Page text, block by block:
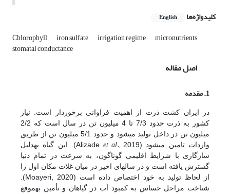
کلیدواژه‌ها English
Chlorophyll iron sulfate irrigation regime micronutrients
stomatal conductance
اصل مقاله
1. مقدمه
در ایران کشت ذرت از اهمیت فراوانی برخوردار است. نیاز
کشور به ذرت حدود 7/3 تا 4 میلیون تن در سال است که 2/2
میلیون تن در داخل تولید می­شود و حدود 5/1 میلیون تن از طریق
واردات تامین می­شود (Alizade
et al.,
2019). این گیاه به­دلیل
سازگاری با شرایط اقلیمی گوناگون، به سرعت در تمام دنیا
گسترش یافته است و در سال­های اخیر در میان غلات مکان اول را
از لحاظ تولید به خود اختصاص داده است (Moayeri, 2020).
شناخت مراحل حساس به کمبود آب در گیاهان و تأمین به­موقع